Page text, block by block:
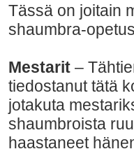
Tässä on joitain
shaumbra-
Mestarit –
tiedostanut tätä
jotakuta
shaumbroista
haastaneet